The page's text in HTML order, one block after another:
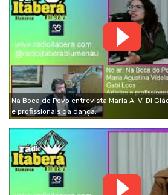
Na Boca do Povo entrevista Maria A. V. Di
e profissionais da dança.